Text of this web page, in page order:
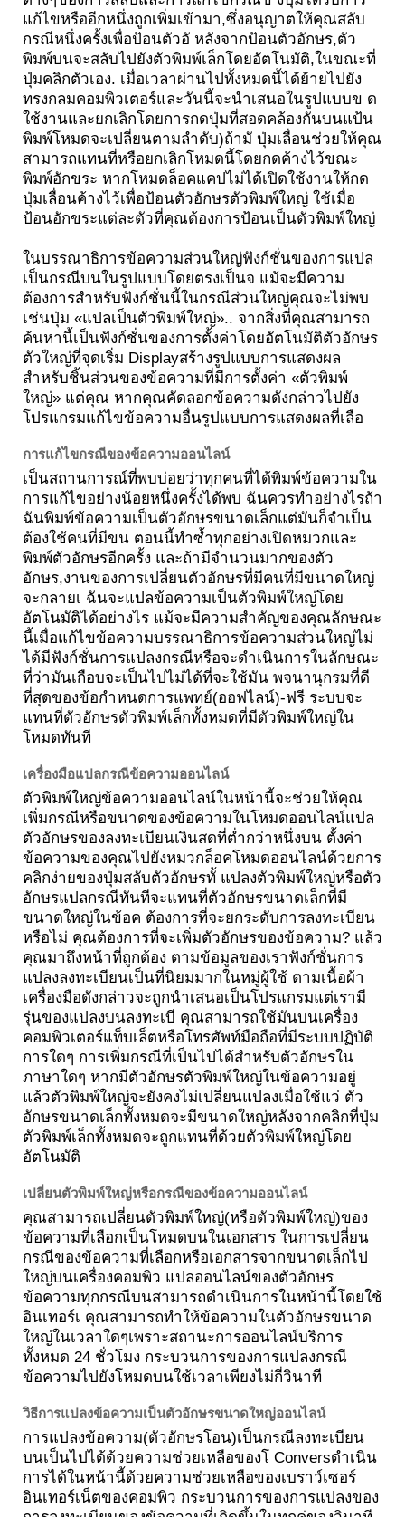
แก้ไขหรืออีกหนึ่งถูกเพิ่มเข้ามา,ซึ่งอนุญาตให้คุณสลับ
กรณีหนึ่งครั้งเพื่อป้อนตัวอั หลังจากป้อนตัวอักษร,ตัว
พิมพ์บนจะสลับไปยังตัวพิมพ์เล็กโดยอัตโนมัติ,ในขณะที่
ปุ่มคลิกตัวเอง. เมื่อเวลาผ่านไปทั้งหมดนี้ได้ย้ายไปยัง
ทรงกลมคอมพิวเตอร์และวันนี้จะนำเสนอในรูปแบบข ด
ใช้งานและยกเลิกโดยการกดปุ่มที่สอดคล้องกันบนแป้น
พิมพ์โหมดจะเปลี่ยนตามลำดับ)ถ้ามั ปุ่มเลื่อนช่วยให้คุณ
สามารถแทนที่หรือยกเลิกโหมดนี้โดยกดค้างไว้ขณะ
พิมพ์อักขระ หากโหมดล็อคแคปไม่ได้เปิดใช้งานให้กด
ปุ่มเลื่อนค้างไว้เพื่อป้อนตัวอักษรตัวพิมพ์ใหญ่ ใช้เมื่อ
ป้อนอักขระแต่ละตัวที่คุณต้องการป้อนเป็นตัวพิมพ์ใหญ่
ในบรรณาธิการข้อความส่วนใหญ่ฟังก์ชั่นของการแปล
เป็นกรณีบนในรูปแบบโดยตรงเป็นจ แม้จะมีความ
ต้องการสำหรับฟังก์ชั่นนี้ในกรณีส่วนใหญ่คุณจะไม่พบ
เช่นปุ่ม «แปลเป็นตัวพิมพ์ใหญ่».. จากสิ่งที่คุณสามารถ
ค้นหานี้เป็นฟังก์ชั่นของการตั้งค่าโดยอัตโนมัติตัวอักษร
ตัวใหญ่ที่จุดเริ่ม Displayสร้างรูปแบบการแสดงผล
สำหรับชิ้นส่วนของข้อความที่มีการตั้งค่า «ตัวพิมพ์
ใหญ่» แต่คุณ หากคุณคัดลอกข้อความดังกล่าวไปยัง
โปรแกรมแก้ไขข้อความอื่นรูปแบบการแสดงผลที่เลือ
การแก้ไขกรณีของข้อความออนไลน์
เป็นสถานการณ์ที่พบบ่อยว่าทุกคนที่ได้พิมพ์ข้อความใน
การแก้ไขอย่างน้อยหนึ่งครั้งได้พบ ฉันควรทำอย่างไรถ้า
ฉันพิมพ์ข้อความเป็นตัวอักษรขนาดเล็กแต่มันก็จำเป็น
ต้องใช้คนที่มีขน ตอนนี้ทำซ้ำทุกอย่างเปิดหมวกและ
พิมพ์ตัวอักษรอีกครั้ง และถ้ามีจำนวนมากของตัว
อักษร,งานของการเปลี่ยนตัวอักษรที่มีคนที่มีขนาดใหญ่
จะกลายเ ฉันจะแปลข้อความเป็นตัวพิมพ์ใหญ่โดย
อัตโนมัติได้อย่างไร แม้จะมีความสำคัญของคุณลักษณะ
นี้เมื่อแก้ไขข้อความบรรณาธิการข้อความส่วนใหญ่ไม่
ได้มีฟังก์ชั่นการแปลงกรณีหรือจะดำเนินการในลักษณะ
ที่ว่ามันเกือบจะเป็นไปไม่ได้ที่จะใช้มัน พจนานุกรมที่ดี
ที่สุดของข้อกำหนดการแพทย์(ออฟไลน์)-ฟรี ระบบจะ
แทนที่ตัวอักษรตัวพิมพ์เล็กทั้งหมดที่มีตัวพิมพ์ใหญ่ใน
โหมดทันที
เครื่องมือแปลกรณีข้อความออนไลน์
ตัวพิมพ์ใหญ่ข้อความออนไลน์ในหน้านี้จะช่วยให้คุณ
เพิ่มกรณีหรือขนาดของข้อความในโหมดออนไลน์แปล
ตัวอักษรของลงทะเบียนเงินสดที่ต่ำกว่าหนึ่งบน ตั้งค่า
ข้อความของคุณไปยังหมวกล็อคโหมดออนไลน์ด้วยการ
คลิกง่ายของปุ่มสลับตัวอักษรทั้ แปลงตัวพิมพ์ใหญ่หรือตัว
อักษรแปลกรณีทันทีจะแทนที่ตัวอักษรขนาดเล็กที่มี
ขนาดใหญ่ในข้อค ต้องการที่จะยกระดับการลงทะเบียน
หรือไม่ คุณต้องการที่จะเพิ่มตัวอักษรของข้อความ? แล้ว
คุณมาถึงหน้าที่ถูกต้อง ตามข้อมูลของเราฟังก์ชั่นการ
แปลงลงทะเบียนเป็นที่นิยมมากในหมู่ผู้ใช้ ตามเนื้อผ้า
เครื่องมือดังกล่าวจะถูกนำเสนอเป็นโปรแกรมแต่เรามี
รุ่นของแปลงบนลงทะเบี คุณสามารถใช้มันบนเครื่อง
คอมพิวเตอร์แท็บเล็ตหรือโทรศัพท์มือถือที่มีระบบปฏิบัติ
การใดๆ การเพิ่มกรณีที่เป็นไปได้สำหรับตัวอักษรใน
ภาษาใดๆ หากมีตัวอักษรตัวพิมพ์ใหญ่ในข้อความอยู่
แล้วตัวพิมพ์ใหญ่จะยังคงไม่เปลี่ยนแปลงเมื่อใช้แว่ ตัว
อักษรขนาดเล็กทั้งหมดจะมีขนาดใหญ่หลังจากคลิกที่ปุ่ม
ตัวพิมพ์เล็กทั้งหมดจะถูกแทนที่ด้วยตัวพิมพ์ใหญ่โดย
อัตโนมัติ
เปลี่ยนตัวพิมพ์ใหญ่หรือกรณีของข้อความออนไลน์
คุณสามารถเปลี่ยนตัวพิมพ์ใหญ่(หรือตัวพิมพ์ใหญ่)ของ
ข้อความที่เลือกเป็นโหมดบนในเอกสาร ในการเปลี่ยน
กรณีของข้อความที่เลือกหรือเอกสารจากขนาดเล็กไป
ใหญ่บนเครื่องคอมพิว แปลออนไลน์ของตัวอักษร
ข้อความทุกกรณีบนสามารถดำเนินการในหน้านี้โดยใช้
อินเทอร์เ คุณสามารถทำให้ข้อความในตัวอักษรขนาด
ใหญ่ในเวลาใดๆเพราะสถานะการออนไลน์บริการ
ทั้งหมด 24 ชั่วโมง กระบวนการของการแปลงกรณี
ข้อความไปยังโหมดบนใช้เวลาเพียงไม่กี่วินาที
วิธีการแปลงข้อความเป็นตัวอักษรขนาดใหญ่ออนไลน์
การแปลงข้อความ(ตัวอักษรโอน)เป็นกรณีลงทะเบียน
บนเป็นไปได้ด้วยความช่วยเหลือของโ Conversดำเนิน
การได้ในหน้านี้ด้วยความช่วยเหลือของเบราว์เซอร์
อินเทอร์เน็ตของคอมพิว กระบวนการของการแปลงของ